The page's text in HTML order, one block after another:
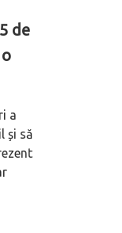
de
a
și să